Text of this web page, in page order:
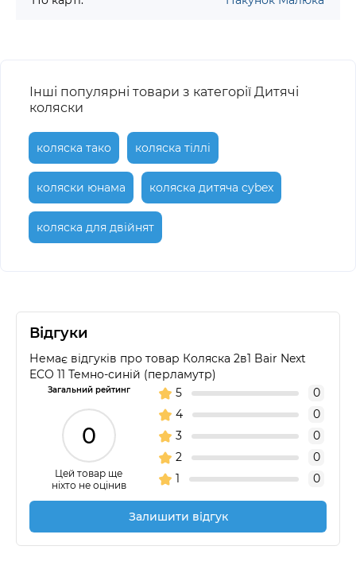
Інші популярні товари з категорії Дитячі
коляски
коляска тако коляска тіллі
коляски юнама коляска дитяча cybex
коляска для двійнят
Відгуки
Немає відгуків про товар Коляска 2в1 Bair Next
ECO 11 Темно-синій (перламутр)
Загальний рейтинг
0
Цей товар ще
ніхто не оцінив
5
0
4
0
3
0
2
0
1
0
Залишити відгук